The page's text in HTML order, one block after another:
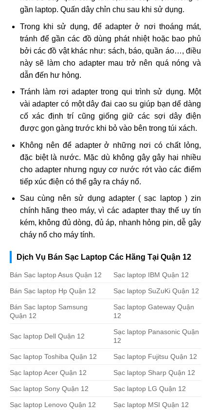
gần laptop. Quấn dây chỉn chu sau khi sử dụng.
Trong khi sử dụng, để adapter ở nơi thoáng mát,
tránh để gần các đồ dùng phát nhiệt hoặc bao phủ
bởi các đồ vật khác như: sách, báo, quần áo…, điều
này sẽ làm cho adapter mau trở nên quá nóng và
dẫn đến hư hỏng.
Tránh làm rơi adapter trong qui trình sử dụng. Một
vài adapter có một dây đai cao su giúp bạn dể dàng
cố xác định trí cũng giống giữ các sợi dây điện
được gọn gàng trước khi bỏ vào bên trong túi xách.
Không nên để adapter ở những nơi có chất lỏng,
đặc biệt là nước. Mặc dù không gây gây hại nhiều
cho adapter nhưng nguy cơ nước rớt vào các điểm
tiếp xúc điện có thể gây ra cháy nổ.
Sau cùng nên sử dụng adapter ( sạc laptop ) zin
chính hãng theo máy, vì các adapter thay thế uy tín
kém, không đủ dòng, đủ áp, nhanh hỏng pin, dễ gây
cháy nổ cho máy tính.
Dịch Vụ Bán Sạc Laptop Các Hãng Tại Quận 12
Bán Sạc laptop Asus Quận 12 Sạc laptop IBM Quận 12
Bán Sạc laptop Hp Quận 12 Sạc laptop SuZuKi Quận 12
Bán Sạc laptop Samsung
Quận 12
Sạc laptop Gateway Quận
12
Sạc laptop Dell Quận 12
Sạc laptop Panasonic Quận
12
Sạc laptop Toshiba Quận 12 Sạc laptop Fujitsu Quận 12
Sạc laptop Acer Quận 12 Sạc laptop Sharp Quận 12
Sạc laptop Sony Quận 12 Sạc laptop LG Quận 12
Sạc laptop Lenovo Quận 12 Sạc laptop MSI Quận 12